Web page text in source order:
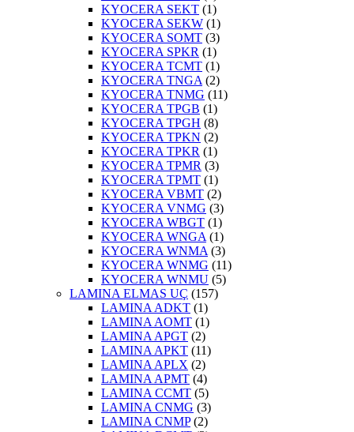
KYOCERA SEKT (1)
KYOCERA SEKW (1)
KYOCERA SOMT (3)
KYOCERA SPKR (1)
KYOCERA TCMT (1)
KYOCERA TNGA (2)
KYOCERA TNMG (11)
KYOCERA TPGB (1)
KYOCERA TPGH (8)
KYOCERA TPKN (2)
KYOCERA TPKR (1)
KYOCERA TPMR (3)
KYOCERA TPMT (1)
KYOCERA VBMT (2)
KYOCERA VNMG (3)
KYOCERA WBGT (1)
KYOCERA WNGA (1)
KYOCERA WNMA (3)
KYOCERA WNMG (11)
KYOCERA WNMU (5)
LAMINA ELMAS UÇ (157)
LAMINA ADKT (1)
LAMINA AOMT (1)
LAMINA APGT (2)
LAMINA APKT (11)
LAMINA APLX (2)
LAMINA APMT (4)
LAMINA CCMT (5)
LAMINA CNMG (3)
LAMINA CNMP(2)